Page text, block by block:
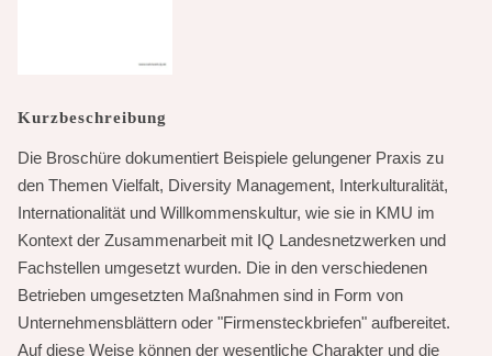
Kurzbeschreibung
Die Broschüre dokumentiert Beispiele gelungener Praxis zu
den Themen Vielfalt, Diversity Management, Interkulturalität,
Internationalität und Willkommenskultur, wie sie in KMU im
Kontext der Zusammenarbeit mit IQ Landesnetzwerken und
Fachstellen umgesetzt wurden. Die in den verschiedenen
Betrieben umgesetzten Maßnahmen sind in Form von
Unternehmensblättern oder "Firmensteckbriefen" aufbereitet.
Auf diese Weise können der wesentliche Charakter und die